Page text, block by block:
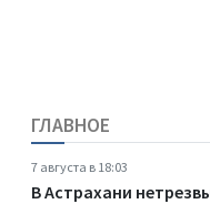
ГЛАВНОЕ
7 августа в 18:03
В Астрахани